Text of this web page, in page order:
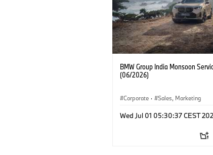
BMW Group India Monsoon
(06/2026)
Corporate · Sales, Marketing
Wed Jul 01 05:30:37 CEST